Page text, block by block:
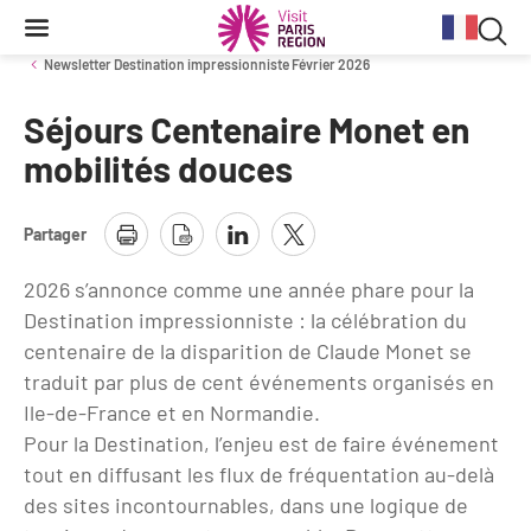
Contenu
Navigation
principale
Recherche
Conjoncture
Tableau de bord mensuel
Chiffre Spécial Covid
Profils des clientèles
Clientèle francilienne
Clientèle française
Clientèle de proximité
Aides et financements
Fonds Régional pour le Tourisme
Aides financières et subventions
Tourisme durable
Les Offices de Tourisme
Outils pour vos professionnels
Outils pour votre Office de Tourisme
Lettres information réseau
Services aux clientèles d'affaires
Stratégie et plan d'actions BtoB 2026
Travel Trade News
Organisez votre séminaire
Se déplacer à Paris Region
Evénements & actualités
Évènements sportifs
Guide de la Destination
Destination Impressionnisme
Volontaires du Tourisme
Information Tourisme
Newsletter Destination impressionniste Février 2026
Séjours Centenaire Monet en
mobilités douces
Partager
2026 s’annonce comme une année phare pour la
Destination impressionniste : la célébration du
centenaire de la disparition de Claude Monet se
traduit par plus de cent événements organisés en
Ile-de-France et en Normandie.
Pour la Destination, l’enjeu est de faire événement
tout en diffusant les flux de fréquentation au-delà
des sites incontournables, dans une logique de